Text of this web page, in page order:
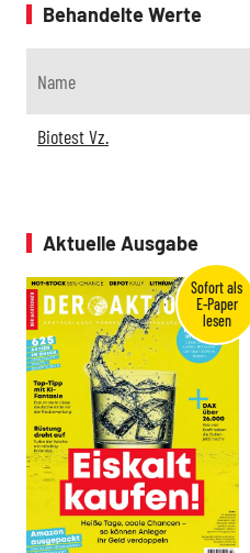
Behandelte Werte
Name
Biotest Vz.
Aktuelle Ausgabe